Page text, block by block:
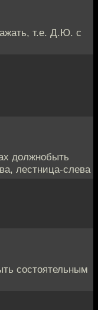
т.е. Д.Ю. с
должнобыть
лестница-слева
состоятельным